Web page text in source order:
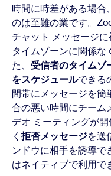
時間に時差がある場合
のは至難の業です。
チャット メッセージに
タイムゾーンに関係な
た、 受信者のタイムゾ
をスケジュールできる
間帯にメッセージを簡
合の悪い時間にチーム
デオ ミーティングが
く 拒否メッセージを送
ンドウに相手を誘導
はネイティブで利用で